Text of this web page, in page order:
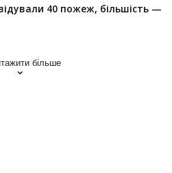
40 пожеж, більшість —
більше